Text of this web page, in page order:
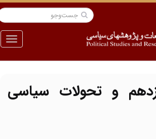
منو
و تحولات سیاسی